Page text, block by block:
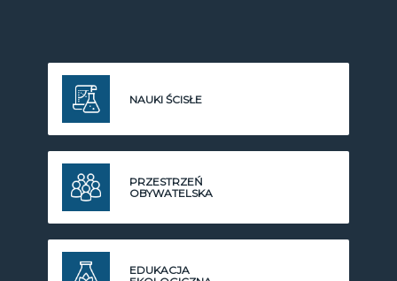
NAUKI ŚCISŁE
PRZESTRZEŃ
OBYWATELSKA
EDUKACJA